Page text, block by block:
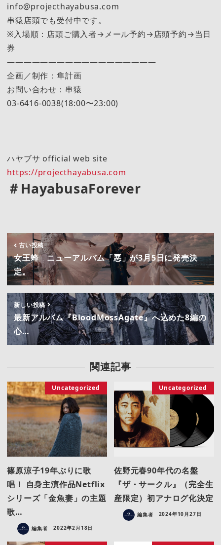
info@projecthayabusa.com
串猿店頭でも受付中です。
※入場順：店頭ご購入者→メール予約→店頭予約→当日
券
——————————————————
企画／制作：隼計画
お問い合わせ：串猿
03-6416-0038(18:00〜23:00)
ハヤブサ official web site
https://projecthayabusa.com
＃HayabusaForever
古い投稿
女王蜂 ニューアルバム「悪」が3月5日に発売決
定。
新しい投稿
最新アルバム『BloodMossAgate』へ込めた8編の
心…
関連記事
Uncategorized
篠原涼子19年ぶりに歌
唱！ 自身主演作品Netflix
シリーズ「金魚妻」の主題
歌…
編集者 2022年2月18日
Uncategorized
佐野元春90年代の名盤
『ザ・サークル』（完全生
産限定）初アナログ化決定
編集者 2024年10月27日